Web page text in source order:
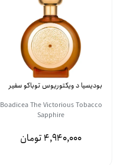
بودیسیا د ویکتوریوس توباکو سفیر
Boadicea The Victorious Tobacco
Sapphire
4,940,000